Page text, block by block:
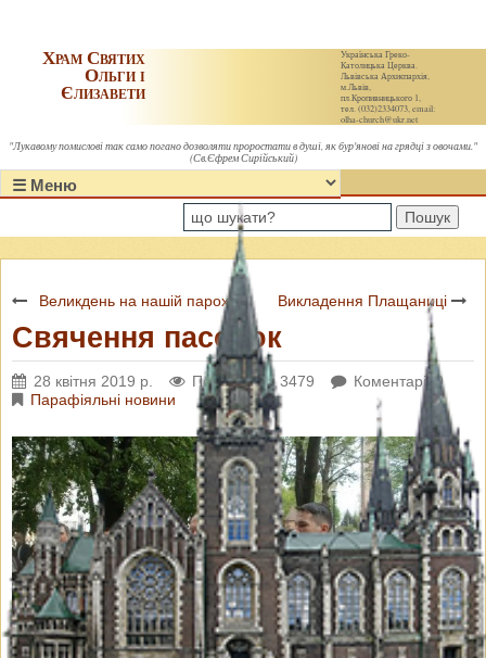
Українська Греко-
Католицька Церква.
Львівська Архиєпархія,
м.Львів,
пл.Кропивницького 1,
тел. (032)2334073, email:
olha-church@ukr.net
Храм Святих
Ольги і
Єлизавети
"Лукавому помислові так само погано дозволяти проростати в душі, як бур'янові на грядці з овочами."
(Св.Єфрем Сирійський)
Пошук
Великдень на нашій парохії Викладення Плащаниці
Свячення пасочок
28 квітня 2019 р. Переглядів: 3479
Коментарі: 0
Парафіяльні новини